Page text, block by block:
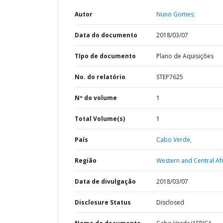
Autor Nuno Gomes;
Data do documento 2018/03/07
TIpo de documento Plano de Aquisições
No. do relatório STEP7625
Nº do volume 1
Total Volume(s) 1
País Cabo Verde,
Região Western and Central
Data de divulgação 2018/03/07
Disclosure Status Disclosed